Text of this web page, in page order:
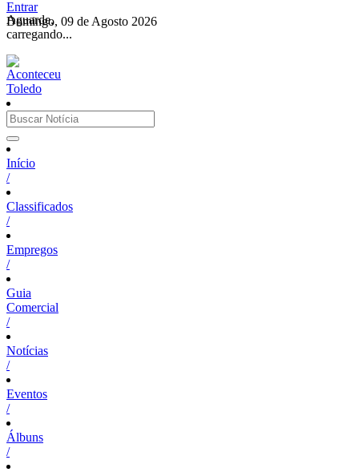
Aguarde,
carregando...
Entrar
Domingo, 09 de Agosto 2026
Início
/
Classificados
/
Empregos
/
Guia
Comercial
/
Notícias
/
Eventos
/
Álbuns
/